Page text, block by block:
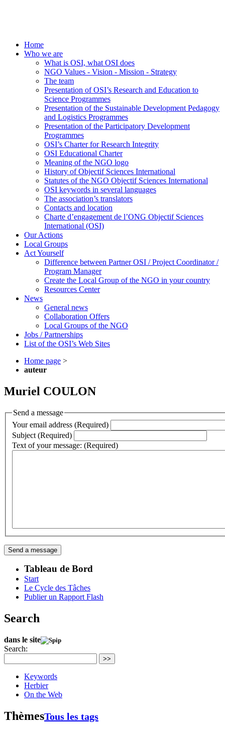
Home
Who we are
What is OSI, what OSI does
NGO Values - Vision - Mission - Strategy
The team
Presentation of OSI’s Research and Education to
Science Programmes
Presentation of the Sustainable Development Pedagogy
and Logistics Programmes
Presentation of the Participatory Development
Programmes
OSI’s Charter for Research Integrity
OSI Educational Charter
Meaning of the NGO logo
History of Objectif Sciences International
Statutes of the NGO Objectif Sciences International
OSI keywords in several languages
The association’s translators
Contacts and location
Charte d’engagement de l’ONG Objectif Sciences
International (OSI)
Our Actions
Local Groups
Act Yourself
Difference between Partner OSI / Project Coordinator /
Program Manager
Create the Local Group of the NGO in your country
Resources Center
News
General news
Collaboration Offers
Local Groups of the NGO
Jobs / Partnerships
List of the OSI’s Web Sites
Home page >
auteur
Muriel COULON
Send a message
Your email address (Required)
Subject (Required)
Text of your message: (Required)
Tableau de Bord
Start
Le Cycle des Tâches
Publier un Rapport Flash
Search
dans le site
Search:
>>
Keywords
Herbier
On the Web
ThèmesTous les tags